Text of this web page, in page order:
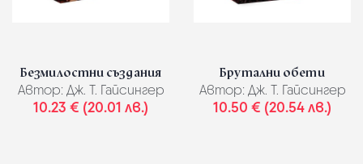
Безмилостни създания
Автор: Дж. Т. Гайсингер
10.23 € (20.01 лв.)
Брутални обети
Автор: Дж. Т. Гайсингер
10.50 € (20.54 лв.)